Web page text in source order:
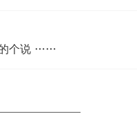
的个说 ……